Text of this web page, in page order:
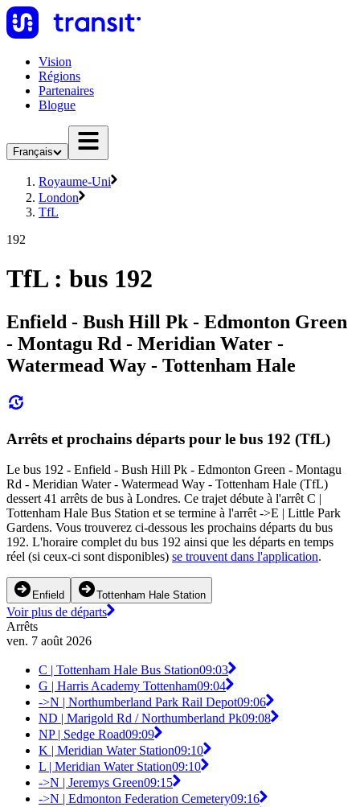
Vision
Régions
Partenaires
Blogue
Français
Royaume-Uni
London
TfL
192
TfL : bus 192
Enfield - Bush Hill Pk - Edmonton Green
- Montagu Rd - Meridian Water -
Watermead Way - Tottenham Hale
Arrêts et prochains départs pour le bus 192 (TfL)
Le bus 192 - Enfield - Bush Hill Pk - Edmonton Green - Montagu
Rd - Meridian Water - Watermead Way - Tottenham Hale (TfL)
dessert 41 arrêts de bus à Londres. Ce trajet débute à l'arrêt C |
Tottenham Hale Bus Station et se termine à l'arrêt ->E | Little Park
Gardens. Vous trouverez ci-dessous les prochains départs du bus
192. L'horaire complet du bus 192 ainsi que les départs en temps
réel (si ceux-ci sont disponibles) se trouvent dans l'application.
Enfield Tottenham Hale Station
Voir plus de départs
Arrêts
ven. 7 août 2026
C | Tottenham Hale Bus Station09:03
G | Harris Academy Tottenham09:04
->N | Northumberland Park Rail Depot09:06
ND | Marigold Rd / Northumberland Pk09:08
NP | Sedge Road09:09
K | Meridian Water Station09:10
L | Meridian Water Station09:10
->N | Jeremys Green09:15
->N | Edmonton Federation Cemetery09:16